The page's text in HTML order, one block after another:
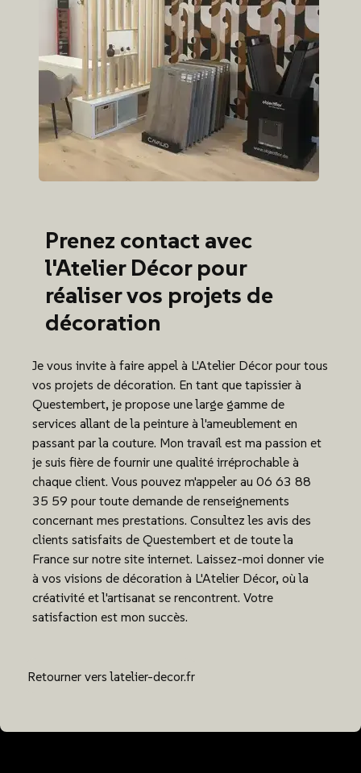
Prenez contact avec
l'Atelier Décor pour
réaliser vos projets de
décoration
Je vous invite à faire appel à L'Atelier Décor pour tous
vos projets de décoration. En tant que tapissier à
Questembert, je propose une large gamme de
services allant de la peinture à l'ameublement en
passant par la couture. Mon travail est ma passion et
je suis fière de fournir une qualité irréprochable à
chaque client. Vous pouvez m'appeler au 06 63 88
35 59 pour toute demande de renseignements
concernant mes prestations. Consultez les avis des
clients satisfaits de Questembert et de toute la
France sur notre site internet. Laissez-moi donner vie
à vos visions de décoration à L'Atelier Décor, où la
créativité et l'artisanat se rencontrent. Votre
satisfaction est mon succès.
Retourner vers latelier-decor.fr